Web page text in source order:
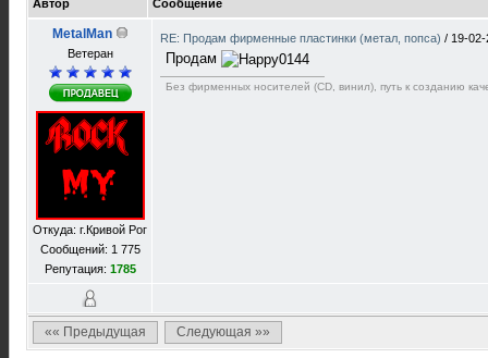
Автор Сообщение
MetalMan
Ветеран
Откуда: г.Кривой Рог
Сообщений: 1 775
Репутация: 1785
RE: Продам фирменные пластинки (метал, попса) / 19-
Продам
Без фирменных носителей (CD, винил), путь к созданию
«« Предыдущая Следующая »»